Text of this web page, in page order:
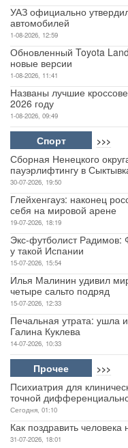
УАЗ официально
автомобилей
1-08-2026, 12:59
Обновленный Toyota
новые версии
1-08-2026, 11:41
Названы лучшие
2026 году
1-08-2026, 09:49
Спорт >>>
Сборная Ненецкого
пауэрлифтингу в
30-07-2026, 19:50
Глейхенгауз: наконец
себя на мировой арене
19-07-2026, 18:19
Экс-футболист Радимов:
у такой Испании
15-07-2026, 15:54
Илья Малинин удивил
четыре сальто подряд
15-07-2026, 12:33
Печальная утрата: ушла
Галина Куклева
14-07-2026, 10:33
Прочее >>>
Психиатрия для
точной
Сегодня, 01:10
Как поздравить
31-07-2026, 18:01